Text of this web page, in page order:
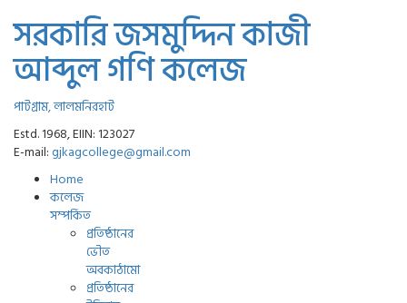
সরকারি জসমুদ্দিন কাজী
আব্দুল গণি কলেজ
পাটগ্রাম, লালমনিরহাট
Estd. 1968, EIIN: 123027
E-mail:gjkagcollege@gmail.com
Home
কলেজ
সম্পর্কিত
প্রতিষ্ঠানের
ভৌত
অবকাঠামো
প্রতিষ্ঠানের